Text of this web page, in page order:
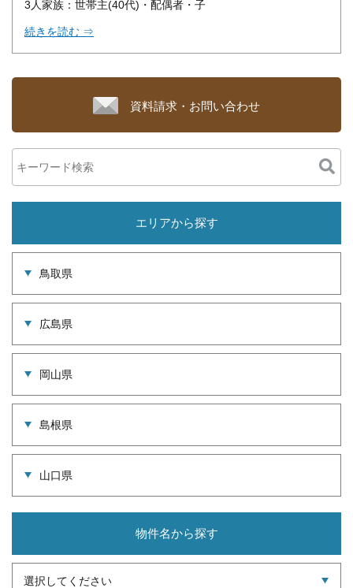
3人家族：世帯主(40代)・配偶者・子
続きを読む ⇒
資料請求・お問い合わせ
エリアから探す
鳥取県
広島県
岡山県
島根県
山口県
物件名から探す
選択してください